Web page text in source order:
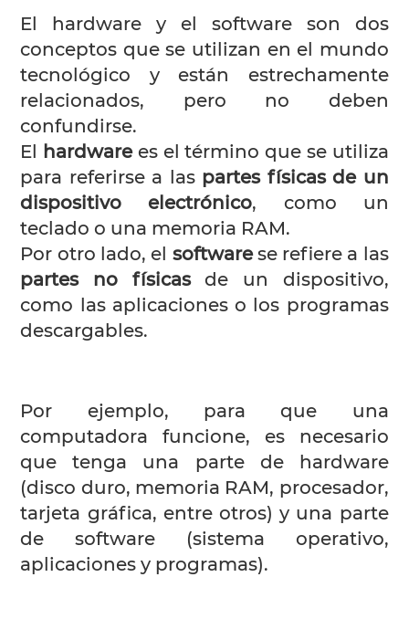
El hardware y el software son dos
conceptos que se utilizan en el mundo
tecnológico y están estrechamente
relacionados, pero no deben
confundirse.
El hardwarees el término que se utiliza
para referirse a las partes físicas de un
dispositivo electrónico, como un
teclado o una memoria RAM.
Por otro lado, el softwarese refiere a las
partes no físicasde un dispositivo,
como las aplicaciones o los programas
descargables.
Por ejemplo, para que una
computadora funcione, es necesario
que tenga una parte de hardware
(disco duro, memoria RAM, procesador,
tarjeta gráfica, entre otros) y una parte
de software (sistema operativo,
aplicaciones y programas).